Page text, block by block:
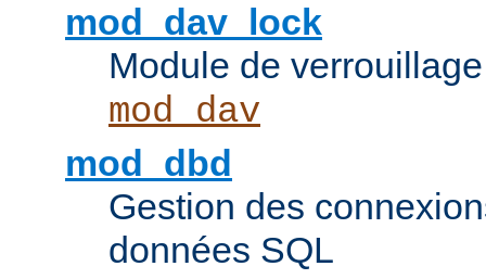
mod_dav_lock
Module de
mod_dav
mod_dbd
Gestion des
données SQL